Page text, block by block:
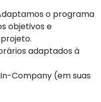
o programa
objetivos e
adaptados à
Company (em suas